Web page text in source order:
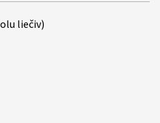
liečiv)